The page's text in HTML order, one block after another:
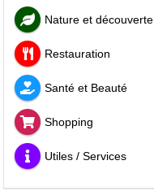
Nature et découverte
Restauration
Santé et Beauté
Shopping
Utiles / Services